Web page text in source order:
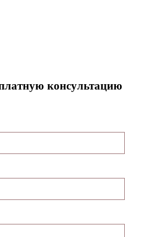
консультацию